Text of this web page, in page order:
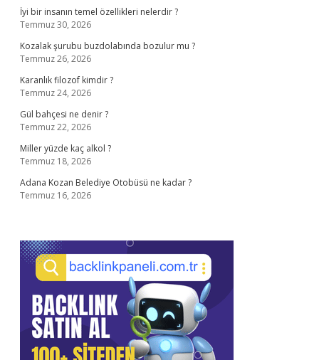
İyi bir insanın temel özellikleri nelerdir ?
Temmuz 30, 2026
Kozalak şurubu buzdolabında bozulur mu ?
Temmuz 26, 2026
Karanlık filozof kimdir ?
Temmuz 24, 2026
Gül bahçesi ne denir ?
Temmuz 22, 2026
Miller yüzde kaç alkol ?
Temmuz 18, 2026
Adana Kozan Belediye Otobüsü ne kadar ?
Temmuz 16, 2026